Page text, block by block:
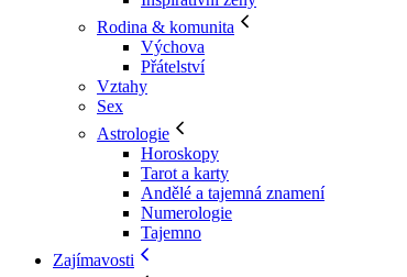
Rodina & komunita
Výchova
Přátelství
Vztahy
Sex
Astrologie
Horoskopy
Tarot a karty
Andělé a tajemná znamení
Numerologie
Tajemno
Zajímavosti